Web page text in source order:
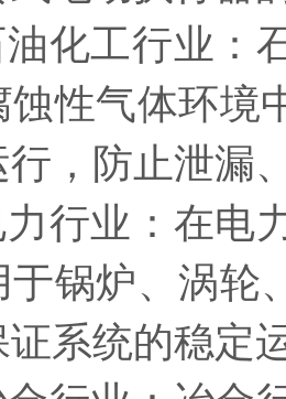
工行业：石
蚀性气体环境
行，防止泄漏
业：在电力
于锅炉、涡轮
证系统的稳定